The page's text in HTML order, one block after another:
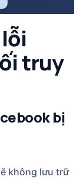
truy
bị
không lưu trữ